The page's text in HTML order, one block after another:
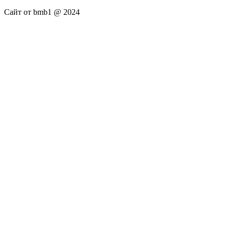
Сайт от bmb1 @ 2024